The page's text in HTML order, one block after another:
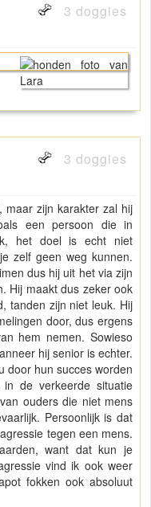
3 doggies
3 doggies
maar zijn karakter zal hij
een persoon die in
het doel is echt niet
zelf geen weg kunnen.
dus hij uit het via zijn
Hij maakt dus zeker ook
tanden zijn niet leuk. Hij
door, dus ergens
hem nemen. Sowieso
hij senior is echter.
door hun succes worden
de verkeerde situatie
ouders die niet mens
Persoonlijk is dat
tegen een mens.
want dat kun je
vind ik ook weer
fokken ook absoluut